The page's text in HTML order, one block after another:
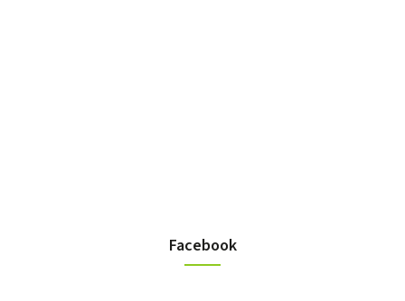
Facebook